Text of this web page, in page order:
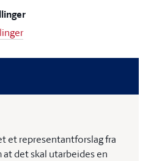
et representantforslag fra
det skal utarbeides en